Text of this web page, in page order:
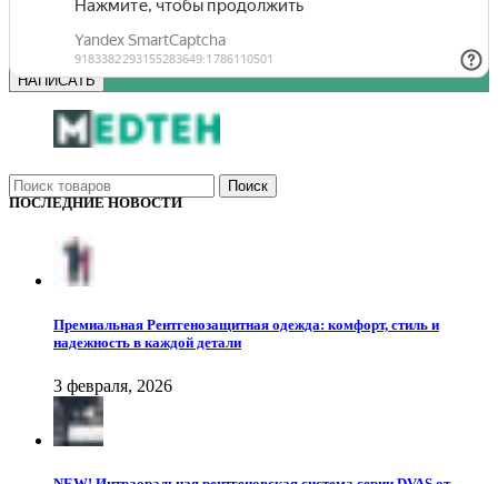
Поиск
ПОСЛЕДНИЕ НОВОСТИ
Премиальная Рентгенозащитная одежда: комфорт, стиль и
надежность в каждой детали
3 февраля, 2026